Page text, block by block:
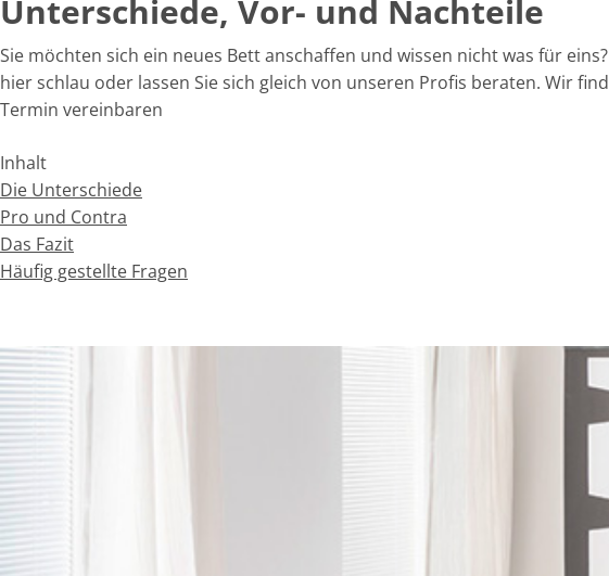
Unterschiede, Vor- und Nachteile
Sie möchten sich ein neues Bett anschaffen und wissen nicht was für
hier schlau oder lassen Sie sich gleich von unseren Profis beraten. Wir
Termin vereinbaren
Inhalt
Die Unterschiede
Pro und Contra
Das Fazit
Häufig gestellte Fragen